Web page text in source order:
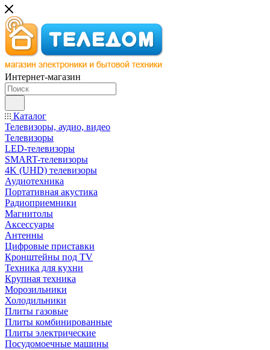
Интернет-магазин
Каталог
Телевизоры, аудио, видео
Телевизоры
LED-телевизоры
SMART-телевизоры
4K (UHD) телевизоры
Аудиотехника
Портативная акустика
Радиоприемники
Магнитолы
Аксессуары
Антенны
Цифровые приставки
Кронштейны под TV
Техника для кухни
Крупная техника
Морозильники
Холодильники
Плиты газовые
Плиты комбинированные
Плиты электрические
Посудомоечные машины